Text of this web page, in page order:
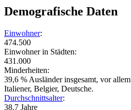
Demografische Daten
Einwohner:
474.500
Einwohner in Städten:
431.000
Minderheiten:
39,6 % Ausländer insgesamt, vor
Italiener, Belgier, Deutsche.
Durchschnittsalter:
38.7 Jahre